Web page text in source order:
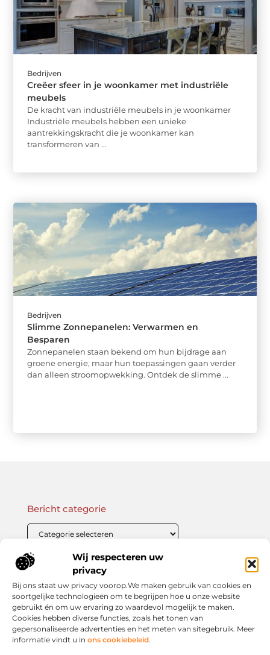
Wij respecteren uw
privacy
Bij ons staat uw privacy voorop.We maken gebruik van cookies en
soortgelijke technologieën om te begrijpen hoe u onze website
gebruikt én om uw ervaring zo waardevol mogelijk te maken.
Cookies hebben diverse functies, zoals het tonen van
gepersonaliseerde advertenties en het meten van sitegebruik. Meer
informatie vindt u in ons cookiebeleid.
Bedrijven
Creëer sfeer in je woonkamer met industriële
meubels
De kracht van industriële meubels in je woonkamer
Industriële meubels hebben een unieke
aantrekkingskracht die je woonkamer kan
transformeren van ...
Bedrijven
Slimme Zonnepanelen: Verwarmen en
Besparen
Zonnepanelen staan bekend om hun bijdrage aan
groene energie, maar hun toepassingen gaan verder
dan alleen stroomopwekking. Ontdek de slimme ...
Onze informatie
Bericht categorie